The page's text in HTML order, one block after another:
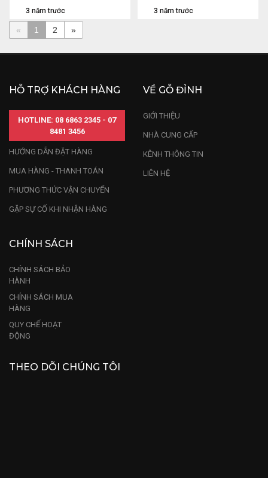
3 năm trước 3 năm trước
« 1 2 »
HỖ TRỢ KHÁCH HÀNG
HOTLINE: 08 6863 2345 - 07
8481 3456
HƯỚNG DẪN ĐẶT HÀNG
MUA HÀNG - THANH TOÁN
PHƯƠNG THỨC VẬN CHUYỂN
GẶP SỰ CỐ KHI NHẬN HÀNG
VỀ GỖ ĐỈNH
GIỚI THIỆU
NHÀ CUNG CẤP
KÊNH THÔNG TIN
LIÊN HỆ
CHÍNH SÁCH
CHÍNH SÁCH BẢO
HÀNH
CHÍNH SÁCH MUA
HÀNG
QUY CHẾ HOẠT
ĐỘNG
THEO DÕI CHÚNG TÔI